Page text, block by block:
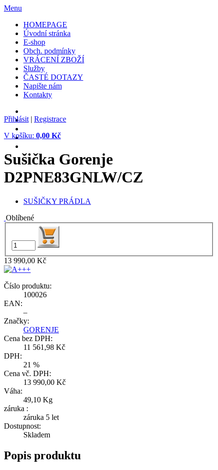
Menu
HOMEPAGE
Úvodní stránka
E-shop
Obch. podmínky
VRÁCENÍ ZBOŽÍ
Služby
ČASTÉ DOTAZY
Napište nám
Kontakty
Přihlásit | Registrace
V košíku: 0,00 Kč
Sušička Gorenje
D2PNE83GNLW/CZ
SUŠIČKY PRÁDLA
Oblíbené
13 990,00 Kč
Číslo produktu:
100026
EAN:
–
Značky:
GORENJE
Cena bez DPH:
11 561,98 Kč
DPH:
21 %
Cena vč. DPH:
13 990,00 Kč
Váha:
49,10 Kg
záruka :
záruka 5 let
Dostupnost:
Skladem
Popis produktu